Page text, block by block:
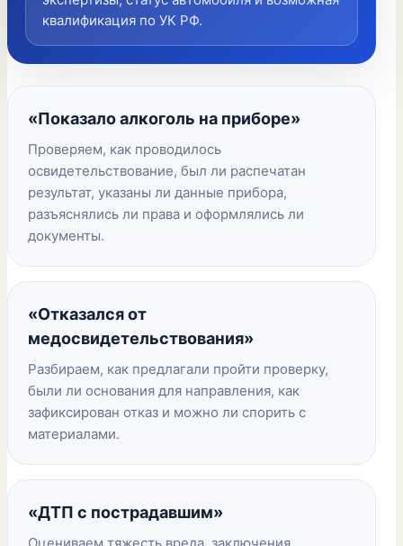
квалификация по УК РФ.
«Показало алкоголь на приборе»
Проверяем, как проводилось
освидетельствование, был ли распечатан
результат, указаны ли данные прибора,
разъяснялись ли права и оформлялись ли
документы.
«Отказался от
медосвидетельствования»
Разбираем, как предлагали пройти проверку,
были ли основания для направления, как
зафиксирован отказ и можно ли спорить с
материалами.
«ДТП с пострадавшим»